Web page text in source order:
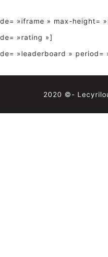
»iframe » max-height=
»rating »]
»leaderboard » period=
2020 ©-